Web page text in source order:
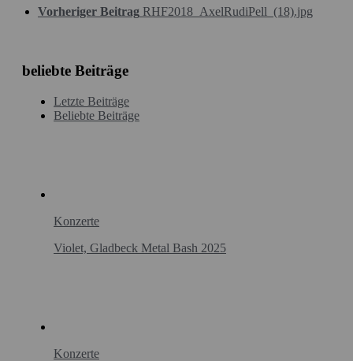
Vorheriger Beitrag RHF2018_AxelRudiPell_(18).jpg
beliebte Beiträge
Letzte Beiträge
Beliebte Beiträge
Konzerte
Violet, Gladbeck Metal Bash 2025
Konzerte